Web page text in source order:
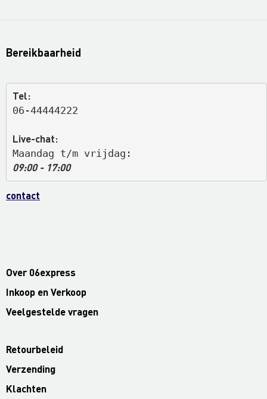
Bereikbaarheid
Tel:
06-44444222
Live-chat:
Maandag t/m vrijdag:
09:00 - 17:00
contact
Over 06express
Inkoop en Verkoop
Veelgestelde vragen
Retourbeleid
Verzending
Klachten